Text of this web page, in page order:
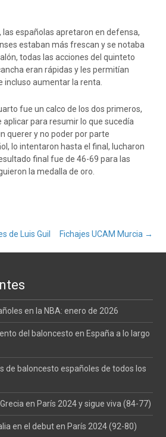
las españolas apretaron en defensa,
estaban más frescan y se notaba
todas las acciones del quinteto
eran rápidas y les permitían
incluso aumentar la renta.
fue un calco de los dos primeros,
aplicar para resumir lo que sucedía
querer y no poder por parte
lo intentaron hasta el final, lucharon
final fue de 46-69 para las
la medalla de oro.
de Luis Guil Fichajes UCAM Murcia →
en la NBA: enero de 2026
del baloncesto en España a lo largo
de baloncesto españoles de todos los
en París 2024 y sigue viva (84-77)
en el debut en París 2024 (92-80)